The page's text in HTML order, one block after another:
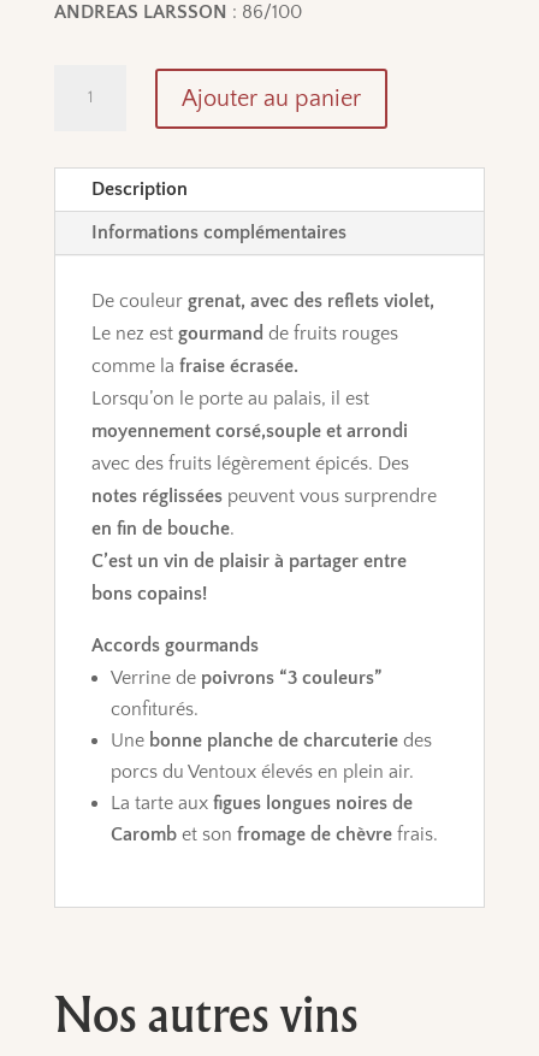
ANDREAS LARSSON : 86/100
Copains
Vaucluse
Rouge
Ajouter au panier
Description
Informations complémentaires
De couleur grenat, avec des reflets violet,
Le nez est gourmand de fruits rouges
comme la fraise écrasée.
Lorsqu’on le porte au palais, il est
moyennement corsé,souple et arrondi
avec des fruits légèrement épicés. Des
notes réglisséespeuvent vous surprendre
en fin de bouche.
C’est un vin de plaisir à partager entre
bons copains!
Accords gourmands
Verrine de poivrons “3 couleurs”
confiturés.
Une bonne planche de charcuteriedes
porcs du Ventoux élevés en plein air.
La tarte auxfigues longues noires de
Carombet son fromage de chèvrefrais.
Nos autres vins